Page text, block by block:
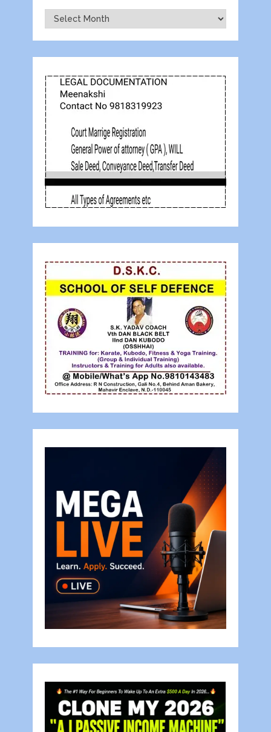
Archives